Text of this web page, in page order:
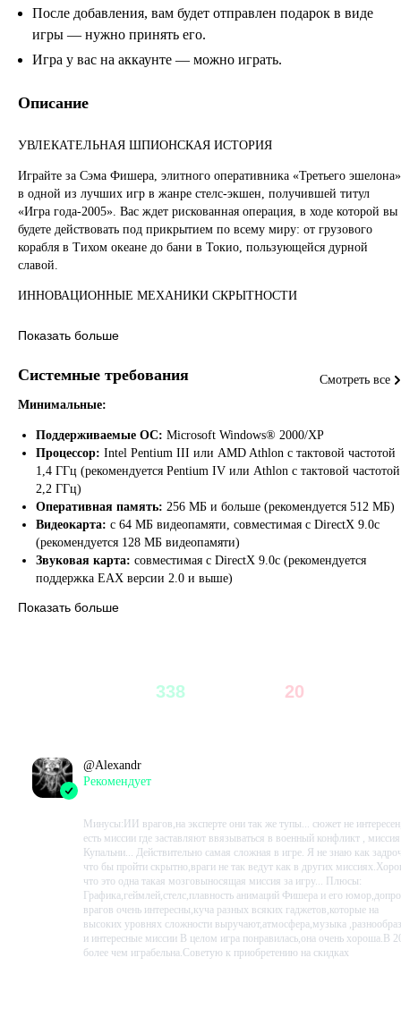
После добавления, вам будет отправлен подарок в виде
игры — нужно принять его.
Игра у вас на аккаунте — можно играть.
Описание
УВЛЕКАТЕЛЬНАЯ ШПИОНСКАЯ ИСТОРИЯ
Играйте за Сэма Фишера, элитного оперативника «Третьего
в одной из лучших игр в жанре стелс-экшен, получившей титул
«Игра года-2005». Вас ждет рискованная операция, в ходе которой вы
будете действовать под прикрытием по всему миру: от грузового
корабля в Тихом океане до бани в Токио, пользующейся дурной
славой.
ИННОВАЦИОННЫЕ МЕХАНИКИ СКРЫТНОСТИ
высокотехнологичные гаджеты и фирменные способы избежать
экспериментальное оружие.
ПОЛНОЕ ПОГРУЖЕНИЕ
Ваши противники умны, обладают уникальными характеристиками и
реагируют на ваши действия. Неигровые персонажи осознают, где
находятся, и помнят прошлые события. Благодаря мощному движку и
открытому дизайну уровней вы можете свободно взаимодействовать
окружением, чтобы получить преимущество перед врагом.
Обратите внимание: сетевые функции игры больше не
поддерживаются. Сетевой и совместный режимы недоступны.
Показать больше
Системные требования
Смотреть все
Минимальные:
Поддерживаемые ОС: Microsoft Windows® 2000/XP
Процессор: Intel Pentium III или AMD Athlon с тактовой частотой
1,4 ГГц (рекомендуется Pentium IV или Athlon с тактовой частотой
2,2 ГГц)
Оперативная память: 256 МБ и больше (рекомендуется 512 МБ)
Видеокарта: с 64 МБ видеопамяти, совместимая с DirectX 9.0c
(рекомендуется 128 МБ видеопамяти)
Звуковая карта: совместимая с DirectX 9.0c (рекомендуется
поддержка EAX версии 2.0 и выше)
Жесткий диск:
широкополосное соединение со скоростью отдачи
расположенный на нашем сайте поддержки по адресу: .
Показать больше
33894 20
@Alexandr
Рекомендует
Минусы:ИИ врагов,на эксперте они так же тупы... сюжет не
есть миссии где заставляют ввязываться в военный конфликт , миссия
Купальни... Действительно самая сложная в игре. Я не знаю как
что бы пройти скрытно,враги не так ведут как в других
что это одна такая мозговыносящая миссия за игру... Плюсы:
Графика,геймлей,стелс,плавность анимаций Фишера и его
врагов очень интересны,куча разных всяких гаджетов,которые на
высоких уровнях сложности выручают,атмосфера,музыка
и интересные миссии В целом игра понравилась,она очень хороша.В
более чем играбельна.Советую к приобретению на скидках